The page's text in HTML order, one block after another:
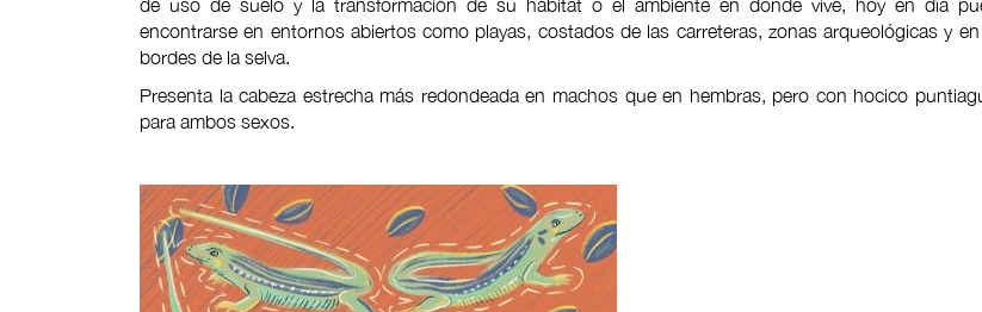
de uso de suelo y la transformación de su hábitat o el ambiente en donde vive, hoy en día
encontrarse en entornos abiertos como playas, costados de las carreteras, zonas arqueológicas y
bordes de la selva.
Presenta la cabeza estrecha más redondeada en machos que en hembras, pero con hocico
para ambos sexos.